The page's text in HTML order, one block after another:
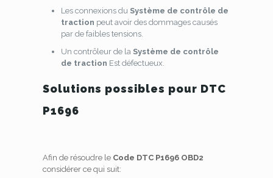
Les connexions du Système de contrôle de
traction peut avoir des dommages causés
par de faibles tensions.
Un contrôleur de la Système de contrôle
de traction Est défectueux.
Solutions possibles pour DTC
P1696
Afin de résoudre le Code DTC P1696 OBD2
considérer ce qui suit: